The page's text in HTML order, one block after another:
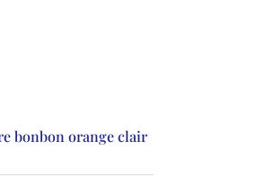
bonbon orange clair